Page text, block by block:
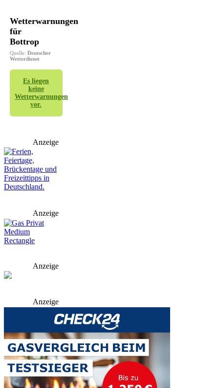
Wetterwarnungen
für
Bottrop
Quelle: Deutscher
Wetterdienst
Es liegen
keine
Wetterwarnungen
vor.
Anzeige
Anzeige
Anzeige
Anzeige